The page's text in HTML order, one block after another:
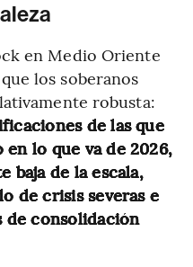
en Medio Oriente
los soberanos
robusta:
de las que
lo que va de 2026,
baja de la escala,
de crisis severas e
de consolidación